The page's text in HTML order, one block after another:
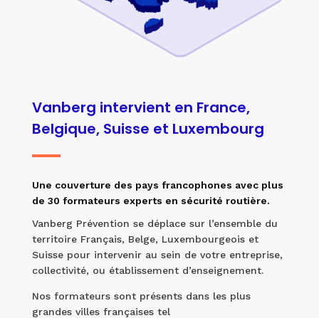
Vanberg intervient en France,
Belgique, Suisse et Luxembourg
Une couverture des pays francophones avec plus
de 30 formateurs experts en sécurité routière.
Vanberg Prévention se déplace sur l’ensemble du
territoire Français, Belge, Luxembourgeois et
Suisse pour intervenir au sein de votre entreprise,
collectivité, ou établissement d’enseignement.
Nos formateurs sont présents dans les plus
grandes villes françaises tel